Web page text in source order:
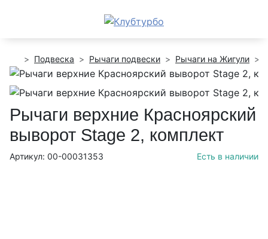
Подвеска Рычаги подвески Рычаги на Жигули
Рычаги верхние Красноярский
выворот Stage 2, комплект
Артикул: 00-00031353 Есть в наличии